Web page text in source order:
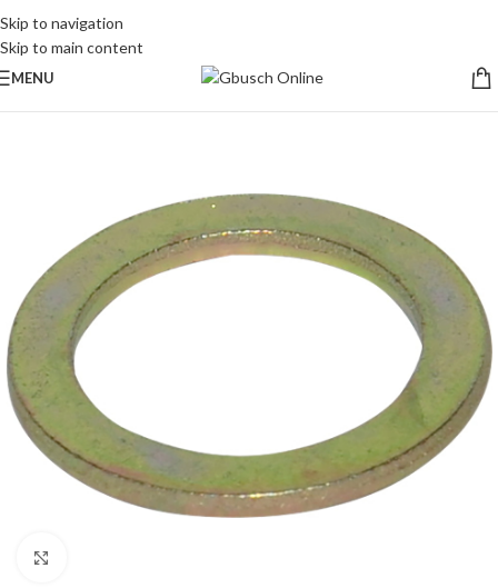
Skip to navigation
Skip to main content
MENU